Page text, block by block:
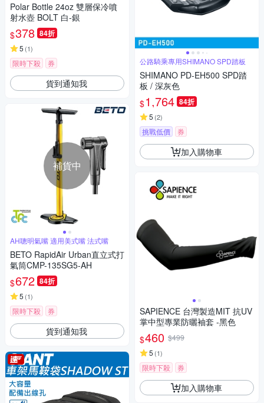
Polar Bottle 24oz 雙層保冷噴
射水壺 BOLT 白-銀
$378 84折
5 (1)
限時下殺 券
貨到通知我
補貨中
AH聰明氣嘴 適用美式嘴 法式嘴
BETO RapidAir Urban直立式打
氣筒CMP-135SG5-AH
$672 84折
5 (1)
限時下殺 券
貨到通知我
公路騎乘專用SHIMANO SPD踏板
SHIMANO PD-EH500 SPD踏
板 / 深灰色
$1,764 84折
5 (2)
挑戰低價 券
加入購物車
SAPIENCE 台灣製造MIT 抗UV
掌中型專業防曬袖套 -黑色
$460 $499
5 (1)
限時下殺 券
加入購物車